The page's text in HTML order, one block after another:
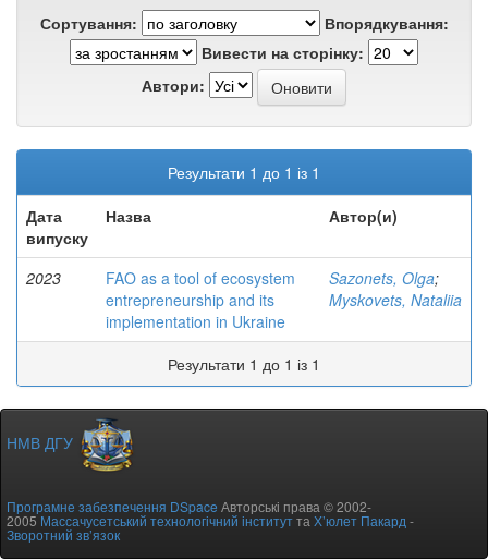
Сортування:
Впорядкування:
Вивести на сторінку:
Автори:
Результати 1 до 1 із 1
Дата
випуску
Назва Автор(и)
2023
FAO as a tool of ecosystem
entrepreneurship and its
implementation in Ukraine
Sazonets, Olga;
Myskovets, Nataliia
Результати 1 до 1 із 1
НМВ ДГУ
Програмне забезпечення DSpace Авторські права © 2002-
2005Массачусетський технологічний інститутта Х’юлет Пакард -
Зворотний зв’язок